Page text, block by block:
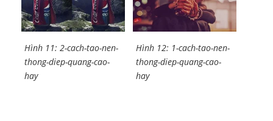
Hình 11: 2-cach-tao-nen-
thong-diep-quang-cao-
hay
Hình 12: 1-cach-tao-nen-
thong-diep-quang-cao-
hay